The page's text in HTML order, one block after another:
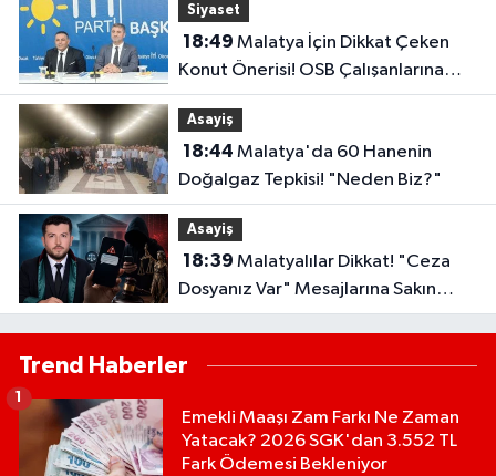
Siyaset
18:49
Konut Önerisi! OSB Çalışanlarına
Faizsiz Ev Çağrısı..
Asayiş
18:44
Doğalgaz Tepkisi! "Neden Biz?"
Asayiş
18:39
Dosyanız Var" Mesajlarına Sakın
Kanmayın
Trend Haberler
Emekli Maaşı Zam Farkı Ne Zaman
Yatacak? 2026 SGK'dan 3.552 TL
Fark Ödemesi Bekleniyor
1